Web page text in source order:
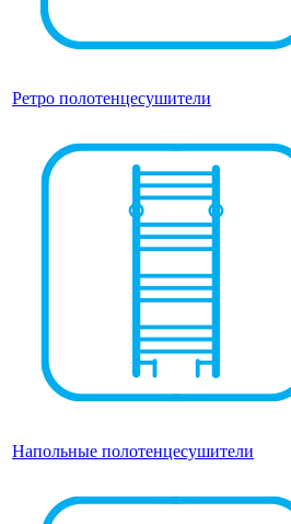
Ретро полотенцесушители
Напольные полотенцесушители